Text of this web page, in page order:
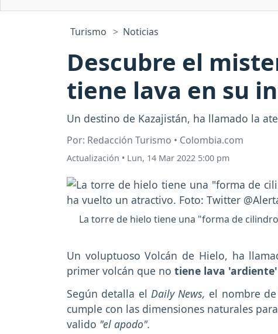
Turismo Noticias
Descubre el
tiene lava en su
Un destino de Kazajistán, ha llamado la
Por: Redacción Turismo • Colombia.com
Actualización • Lun, 14 Mar 2022 5:00 pm
La torre de hielo tiene una "forma de
Un voluptuoso Volcán de Hielo, ha
primer volcán que no tiene lava
Según detalla el Daily News, el nombre
cumple con las dimensiones naturales
valido "el apodo".